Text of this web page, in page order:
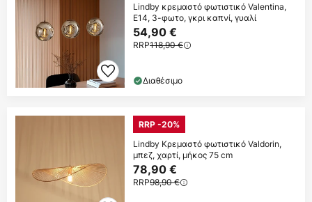
Lindby κρεμαστό φωτιστικό Valentina,
E14, 3-φωτο, γκρι καπνί, γυαλί
54,90 €
RRP118,90 €
Διαθέσιμο
RRP -20%
Lindby Κρεμαστό φωτιστικό Valdorin,
μπεζ, χαρτί, μήκος 75 cm
78,90 €
RRP98,90 €